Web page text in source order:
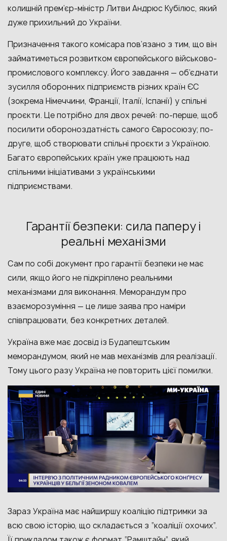
колишній прем’єр-міністр Литви Андрюс Кубілюс, який
дуже прихильний до України.
Призначення такого комісара пов’язано з тим, що він
займатиметься розвитком європейського військово-
промислового комплексу. Його завдання — об’єднати
зусилля оборонних підприємств різних країн ЄС
(зокрема Німеччини, Франції, Італії, Іспанії) у спільні
проєкти. Це потрібно для двох речей: по-перше, щоб
посилити обороноздатність самого Євросоюзу; по-
друге, щоб створювати спільні проєкти з Україною.
Багато європейських країн уже працюють над
спільними ініціативами з українськими
підприємствами.
Гарантії безпеки: сила паперу і
реальні механізми
Сам по собі документ про гарантії безпеки не має
сили, якщо його не підкріплено реальними
механізмами для виконання. Меморандум про
взаєморозуміння — це лише заява про наміри
співпрацювати, без конкретних деталей.
Україна вже має досвід із Будапештським
меморандумом, який не мав механізмів для реалізації.
Тому цього разу Україна не повторить цієї помилки.
Зараз Україна має найширшу коаліцію підтримки за
всю свою історію, що складається з “коаліції охочих”.